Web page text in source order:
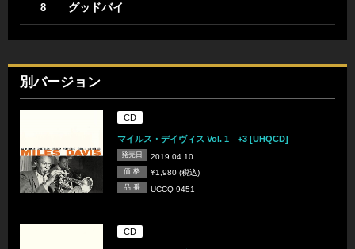
8 グッドバイ
別バージョン
CD
マイルス・デイヴィス Vol. 1 +3 [UHQCD]
発売日 2019.04.10
価 格 ¥1,980 (税込)
品 番 UCCQ-9451
CD